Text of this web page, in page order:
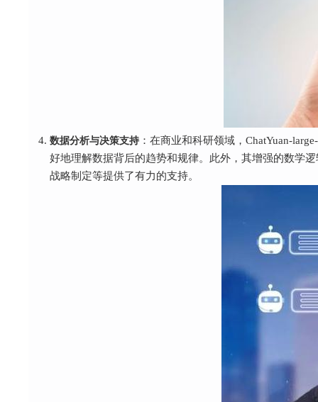
数据分析与决策支持 ：在商业和科研领域，ChatYuan-
好地理解数据背后的趋势和规律。此外，其增强的数学
战略制定等提供了有力的支持。